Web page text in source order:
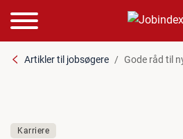
Artikler til jobsøgere Gode råd til
Karriere